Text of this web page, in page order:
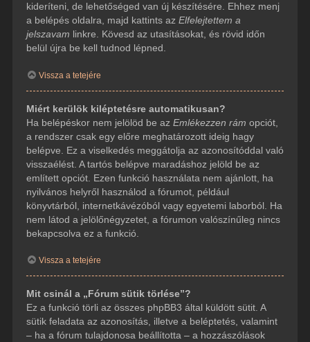
kideríteni, de lehetőséged van új készítésére. Ehhez menj
a belépés oldalra, majd kattints az Elfelejtettem a
jelszavam linkre. Kövesd az utasításokat, és rövid időn
belül újra be kell tudnod lépned.
Vissza a tetejére
Miért kerülök kiléptetésre automatikusan?
Ha belépéskor nem jelölöd be az Emlékezzen rám opciót,
a rendszer csak egy előre meghatározott ideig hagy
belépve. Ez a viselkedés meggátolja az azonosítóddal való
visszaélést. A tartós belépve maradáshoz jelöld be az
említett opciót. Ezen funkció használata nem ajánlott, ha
nyilvános helyről használod a fórumot, például
könyvtárból, internetkávézóból vagy egyetemi laborból. Ha
nem látod a jelölőnégyzetet, a fórumon valószínűleg nincs
bekapcsolva ez a funkció.
Vissza a tetejére
Mit csinál a „Fórum sütik törlése”?
Ez a funkció törli az összes phpBB3 által küldött sütit. A
sütik feladata az azonosítás, illetve a beléptetés, valamint
– ha a fórum tulajdonosa beállította – a hozzászólások